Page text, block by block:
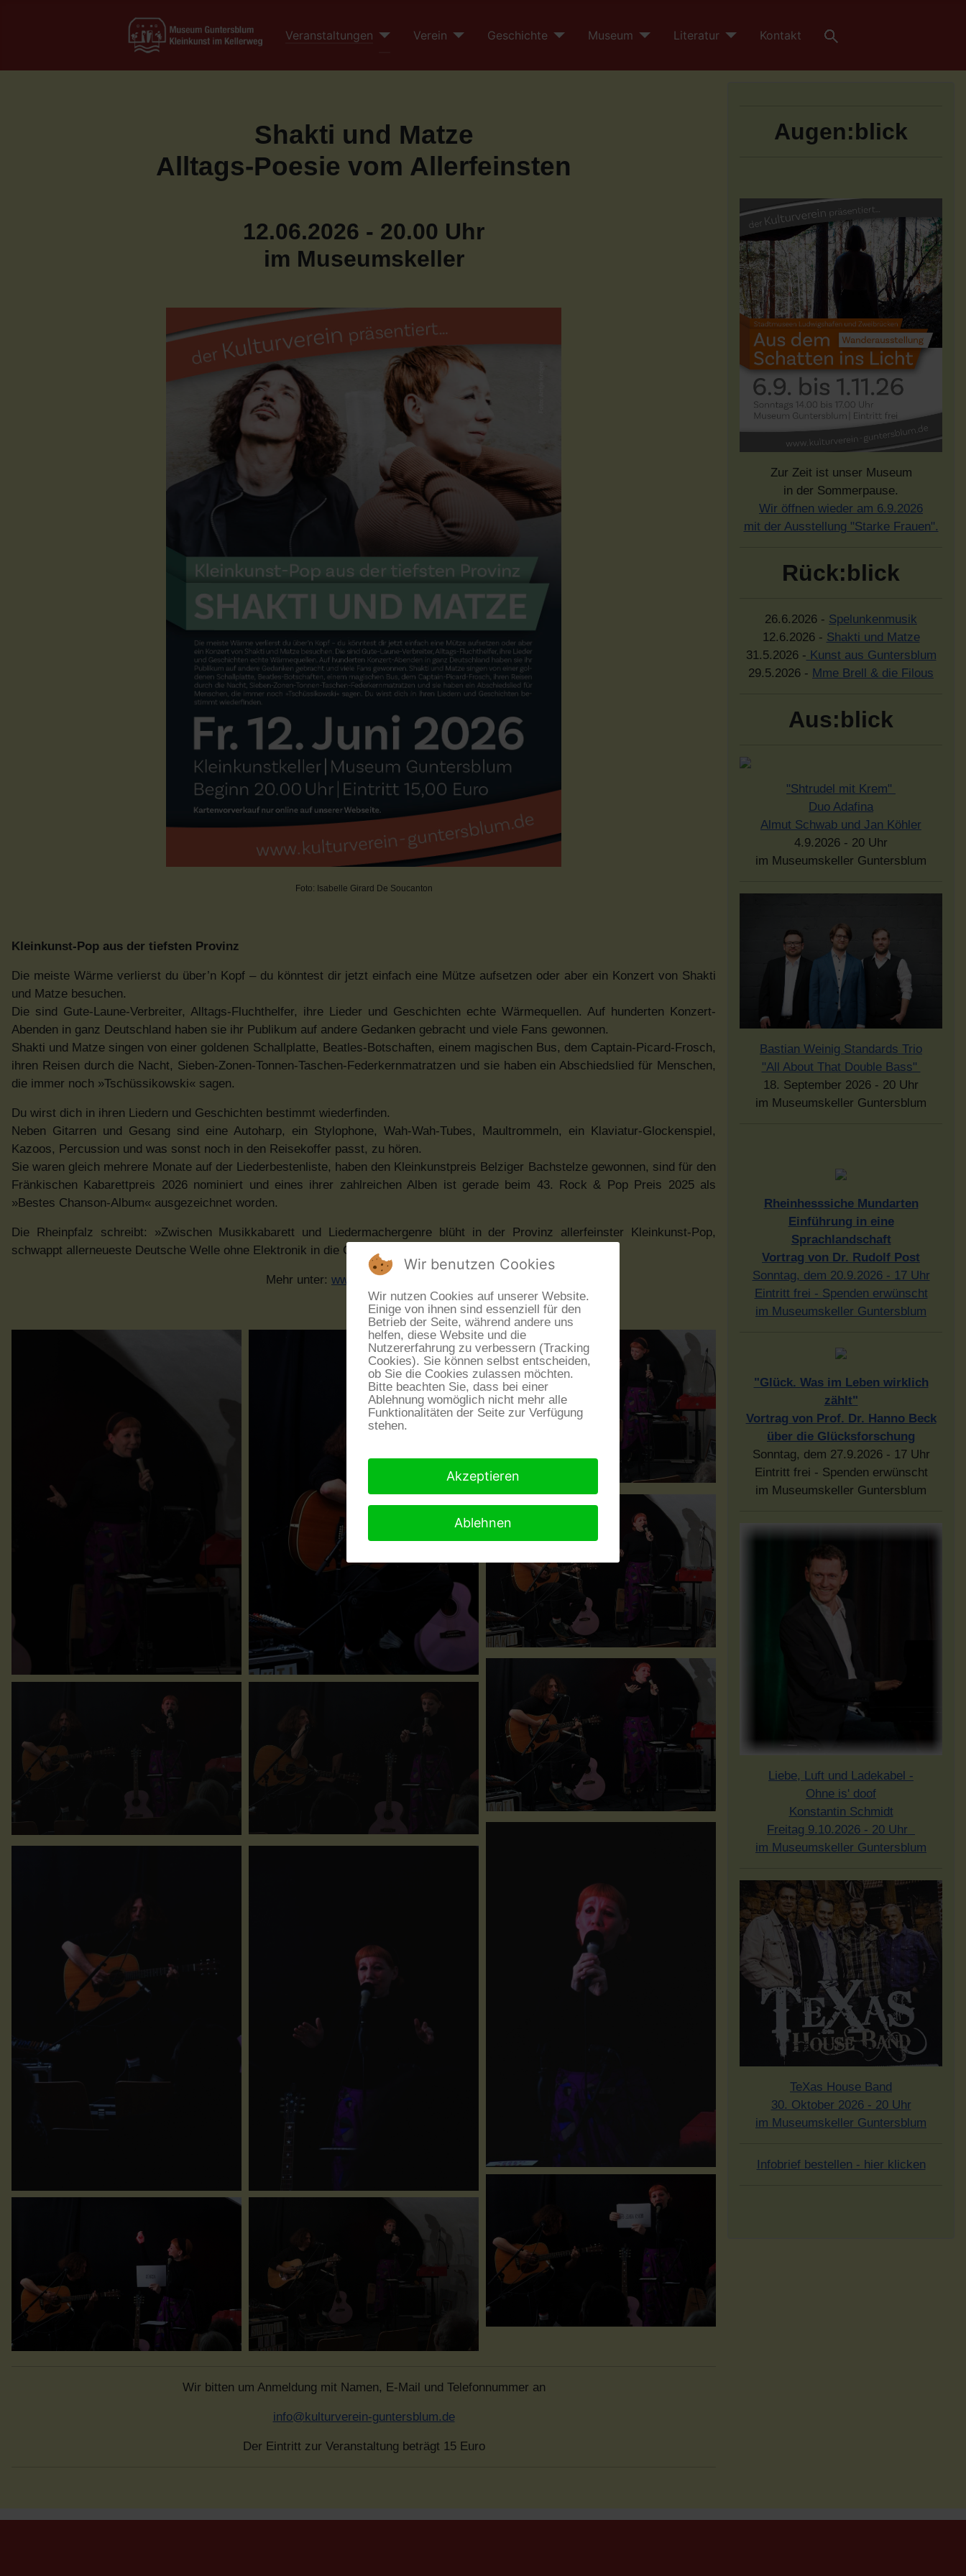
Veranstaltungen Verein Geschichte Museum Literatur Kontakt
Shakti und Matze
Alltags-Poesie vom Allerfeinsten
12.06.2026 - 20.00 Uhr
im Museumskeller
Foto: Isabelle Girard De Soucanton
Kleinkunst-Pop aus der tiefsten Provinz
Die meiste Wärme verlierst du über’n Kopf – du könntest dir jetzt einfach eine Mütze aufsetzen oder aber ein Konzert von Shakti
und Matze besuchen.
Die sind Gute-Laune-Verbreiter, Alltags-Fluchthelfer, ihre Lieder und Geschichten echte Wärmequellen. Auf hunderten Konzert-
Abenden in ganz Deutschland haben sie ihr Publikum auf andere Gedanken gebracht und viele Fans gewonnen.
Shakti und Matze singen von einer goldenen Schallplatte, Beatles-Botschaften, einem magischen Bus, dem Captain-Picard-Frosch,
ihren Reisen durch die Nacht, Sieben-Zonen-Tonnen-Taschen-Federkernmatratzen und sie haben ein Abschiedslied für Menschen,
die immer noch »Tschüssikowski« sagen.
Du wirst dich in ihren Liedern und Geschichten bestimmt wiederfinden.
Neben Gitarren und Gesang sind eine Autoharp, ein Stylophone, Wah-Wah-Tubes, Maultrommeln, ein Klaviatur-Glockenspiel,
Kazoos, Percussion und was sonst noch in den Reisekoffer passt, zu hören.
Sie waren gleich mehrere Monate auf der Liederbestenliste, haben den Kleinkunstpreis Belziger Bachstelze gewonnen, sind für den
Fränkischen Kabarettpreis 2026 nominiert und eines ihrer zahlreichen Alben ist gerade beim 43. Rock & Pop Preis 2025 als
»Bestes Chanson-Album« ausgezeichnet worden.
Die Rheinpfalz schreibt: »Zwischen Musikkabarett und Liedermachergenre blüht in der Provinz allerfeinster Kleinkunst-Pop,
schwappt allerneueste Deutsche Welle ohne Elektronik in die Gehörgänge hochamüsierter Konzertbesucher«
Mehr unter: www.shaktiundmatze.de
Wir bitten um Anmeldung mit Namen, E-Mail und Telefonnummer an
info@kulturverein-guntersblum.de
Der Eintritt zur Veranstaltung beträgt 15 Euro
Augen:blick
Zur Zeit ist unser Museum
in der Sommerpause.
Wir öffnen wieder am 6.9.2026
mit der Ausstellung "Starke Frauen".
Rück:blick
26.6.2026 - Spelunkenmusik
12.6.2026 - Shakti und Matze
31.5.2026 - Kunst aus Guntersblum
29.5.2026 - Mme Brell & die Filous
Aus:blick
"Shtrudel mit Krem"
Duo Adafina
Almut Schwab und Jan Köhler
4.9.2026 - 20 Uhr
im Museumskeller Guntersblum
Bastian Weinig Standards Trio
"All About That Double Bass"
18. September 2026 - 20 Uhr
im Museumskeller Guntersblum
Rheinhesssiche Mundarten
Einführung in eine
Sprachlandschaft
Vortrag von Dr. Rudolf Post
Sonntag, dem 20.9.2026 - 17 Uhr
Eintritt frei - Spenden erwünscht
im Museumskeller Guntersblum
"Glück. Was im Leben wirklich
zählt"
Vortrag von Prof. Dr. Hanno Beck
über die Glücksforschung
Sonntag, dem 27.9.2026 - 17 Uhr
Eintritt frei - Spenden erwünscht
im Museumskeller Guntersblum
Liebe, Luft und Ladekabel -
Ohne is' doof
Konstantin Schmidt
Freitag 9.10.2026 - 20 Uhr
im Museumskeller Guntersblum
TeXas House Band
30. Oktober 2026 - 20 Uhr
im Museumskeller Guntersblum
Infobrief bestellen - hier klicken
Wir benutzen Cookies
Wir nutzen Cookies auf unserer Website.
Einige von ihnen sind essenziell für den
Betrieb der Seite, während andere uns
helfen, diese Website und die
Nutzererfahrung zu verbessern (Tracking
Cookies). Sie können selbst entscheiden,
ob Sie die Cookies zulassen möchten.
Bitte beachten Sie, dass bei einer
Ablehnung womöglich nicht mehr alle
Funktionalitäten der Seite zur Verfügung
stehen.
Akzeptieren
Ablehnen